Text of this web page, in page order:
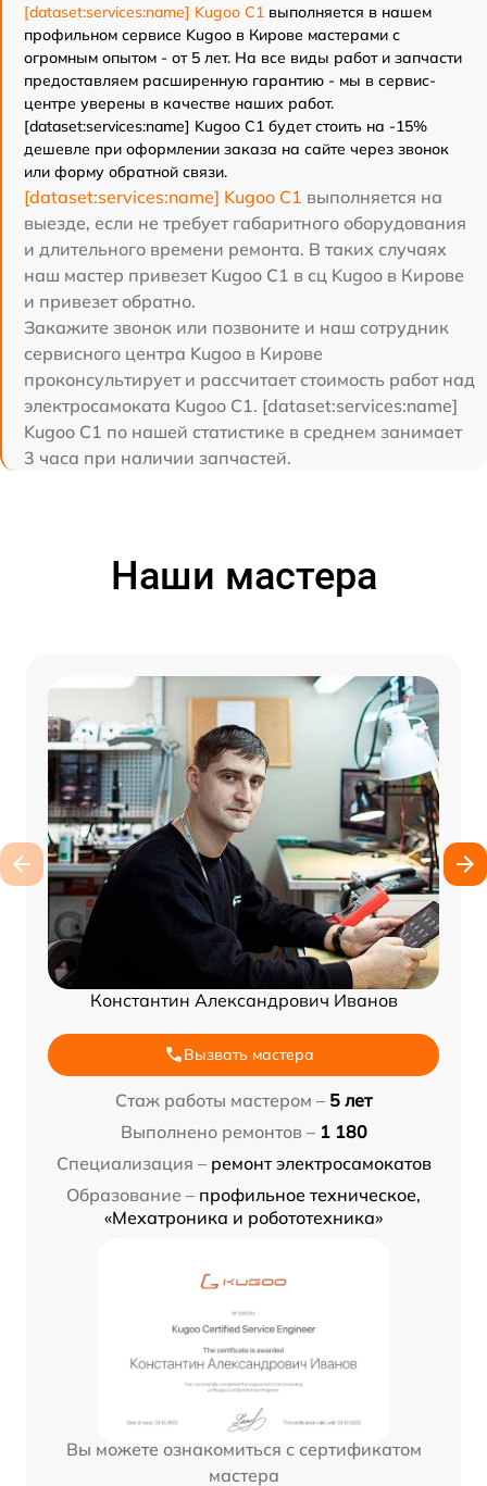
[dataset:services:name] Kugoo C1 выполняется в нашем
профильном сервисе Kugoo в Кирове мастерами с
огромным опытом - от 5 лет. На все виды работ и запчасти
предоставляем расширенную гарантию - мы в сервис-
центре уверены в качестве наших работ.
[dataset:services:name] Kugoo C1 будет стоить на -15%
дешевле при оформлении заказа на сайте через звонок
или форму обратной связи.
[dataset:services:name] Kugoo C1 выполняется на
выезде, если не требует габаритного оборудования
и длительного времени ремонта. В таких случаях
наш мастер привезет Kugoo C1 в сц Kugoo в Кирове
и привезет обратно.
Закажите звонок или позвоните и наш сотрудник
сервисного центра Kugoo в Кирове
проконсультирует и рассчитает стоимость работ над
электросамоката Kugoo C1. [dataset:services:name]
Kugoo C1 по нашей статистике в среднем занимает
3 часа при наличии запчастей.
Наши мастера
Константин Александрович Иванов
Вызвать мастера
Стаж работы мастером – 5 лет
Выполнено ремонтов – 1 180
Специализация – ремонт электросамокатов
Образование – профильное техническое,
«Мехатроника и робототехника»
Вы можете ознакомиться с сертификатом
мастера